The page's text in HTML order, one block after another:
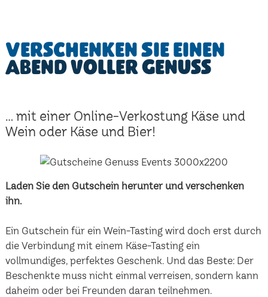
Verschenken Sie einen
Abend voller Genuss
... mit einer Online-Verkostung Käse und
Wein oder Käse und Bier!
Laden Sie den Gutschein herunter und verschenken
ihn.
Ein Gutschein für ein Wein-Tasting wird doch erst durch
die Verbindung mit einem Käse-Tasting ein
vollmundiges, perfektes Geschenk. Und das Beste: Der
Beschenkte muss nicht einmal verreisen, sondern kann
daheim oder bei Freunden daran teilnehmen.